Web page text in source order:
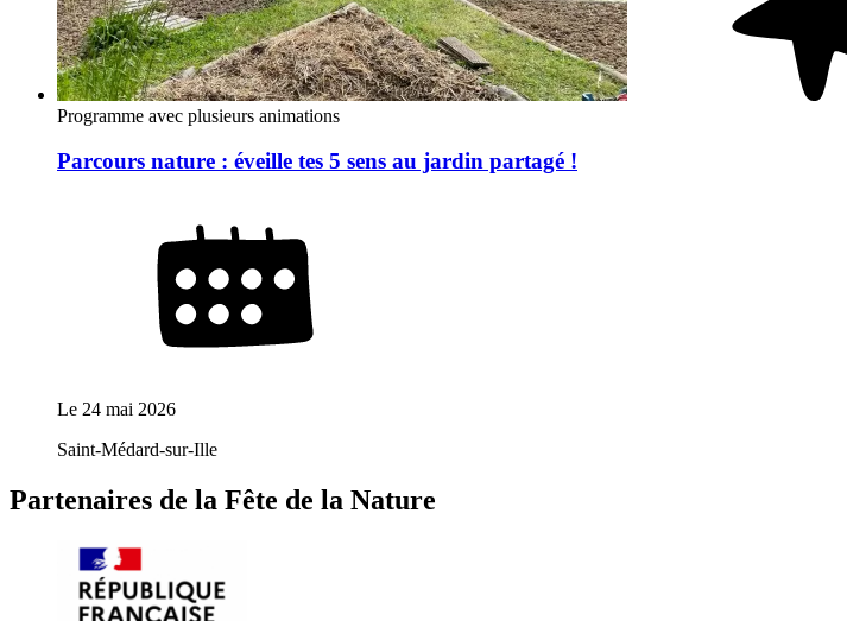
Programme avec plusieurs animations
Parcours nature : éveille tes 5 sens au jardin partagé !
Le 24 mai 2026
Saint-Médard-sur-Ille
Partenaires de la Fête de la Nature